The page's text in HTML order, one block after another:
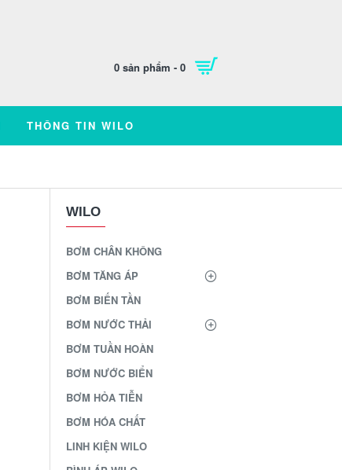
0 sản phẩm - 0
THÔNG TIN WILO
WILO
BƠM CHÂN KHÔNG
BƠM TĂNG ÁP
BƠM BIẾN TẦN
BƠM NƯỚC THẢI
BƠM TUẦN HOÀN
BƠM NƯỚC BIỂN
BƠM HỎA TIỄN
BƠM HÓA CHẤT
LINH KIỆN WILO